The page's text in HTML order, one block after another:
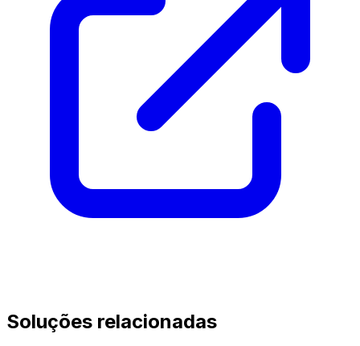
Soluções relacionadas